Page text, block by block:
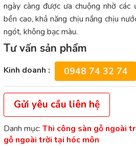
ngày càng được ưa chuộng nhờ
bền cao, khả năng chịu nắng chịu
ngót, không bạc màu.
Tư vấn sản phẩm
Kinh doanh : 0948 74 32 74
Gửi yêu cầu liên hệ
Danh mục: Thi công sàn gỗ ngoài
gỗ ngoài trời tại hóc môn